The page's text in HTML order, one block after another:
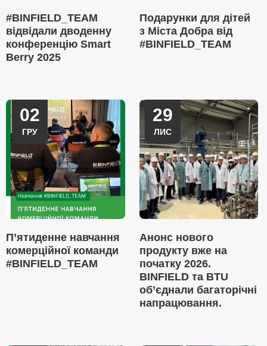
#BINFIELD_TEAM
відвідали дводенну
конференцію Smart
Berry 2025
Подарунки для дітей
з Міста Добра від
#BINFIELD_TEAM
02
ГРУ
П’ятиденне навчання
комерційної команди
#BINFIELD_TEAM
29
ЛИС
Анонс нового
продукту вже на
початку 2026.
BINFIELD та BTU
об’єднали багаторічні
напрацювання.